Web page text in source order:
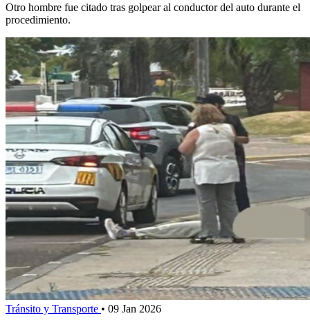
Otro hombre fue citado tras golpear al conductor del auto durante el
procedimiento.
Tránsito y Transporte • 09 Jan 2026